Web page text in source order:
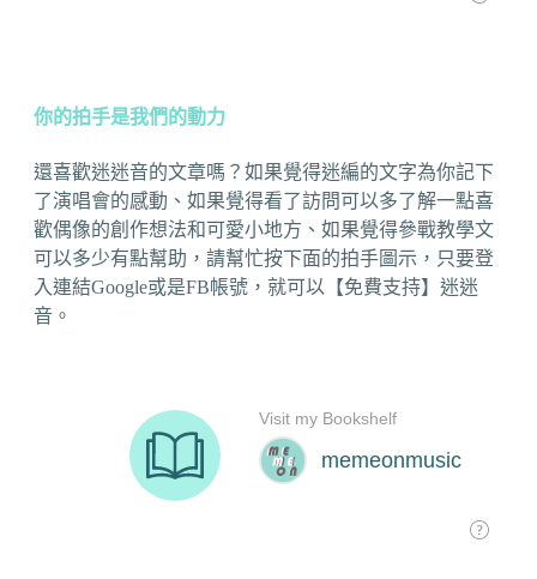
你的拍手是我們的動力
還喜歡迷迷音的文章嗎？如果覺得迷編的文字為你記下
了演唱會的感動、如果覺得看了訪問可以多了解一點喜
歡偶像的創作想法和可愛小地方、如果覺得參戰教學文
可以多少有點幫助，請幫忙按下面的拍手圖示，只要登
入連結Google或是FB帳號，就可以【免費支持】迷迷
音。